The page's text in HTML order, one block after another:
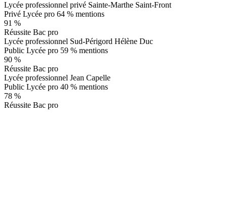
Lycée professionnel privé Sainte-Marthe Saint-Front
Privé Lycée pro 64 % mentions
91 %
Réussite Bac pro
Lycée professionnel Sud-Périgord Hélène Duc
Public Lycée pro 59 % mentions
90 %
Réussite Bac pro
Lycée professionnel Jean Capelle
Public Lycée pro 40 % mentions
78 %
Réussite Bac pro